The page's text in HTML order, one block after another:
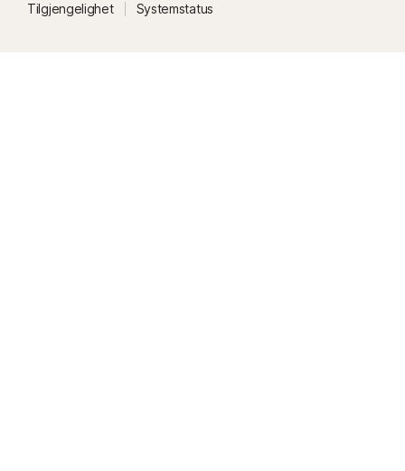
Tilgjengelighet
Systemstatus